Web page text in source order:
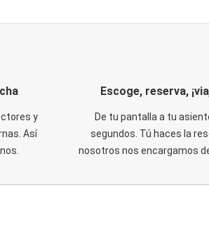
y
Así
Escoge, reserva,
De tu pantalla a tu
segundos. Tú haces la
nosotros nos encargamos